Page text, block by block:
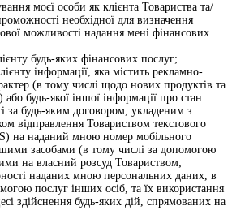
моєї особи як клієнта Товариства та/
необхідної для визначення
можливості надання мені фінансових
будь-яких фінансових послуг;
інформації, яка містить рекламно-
(в тому числі щодо нових продуктів та
будь-якої іншої інформації про стан
за будь-яким договором, укладеним з
відправлення Товариством текстового
на наданий мною номер мобільного
засобами (в тому числі за допомогою
на власний розсуд Товариством;
наданих мною персональних даних, в
послуг інших осіб, та їх використання
здійснення будь-яких дій, спрямованих на